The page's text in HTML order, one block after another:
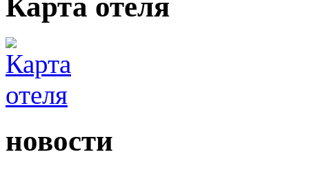
Карта отеля
новости